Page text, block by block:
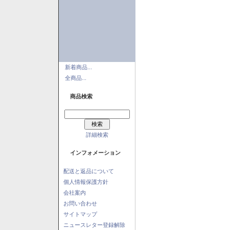
新着商品...
全商品...
商品検索
詳細検索
インフォメーション
配送と返品について
個人情報保護方針
会社案内
お問い合わせ
サイトマップ
ニュースレター登録解除